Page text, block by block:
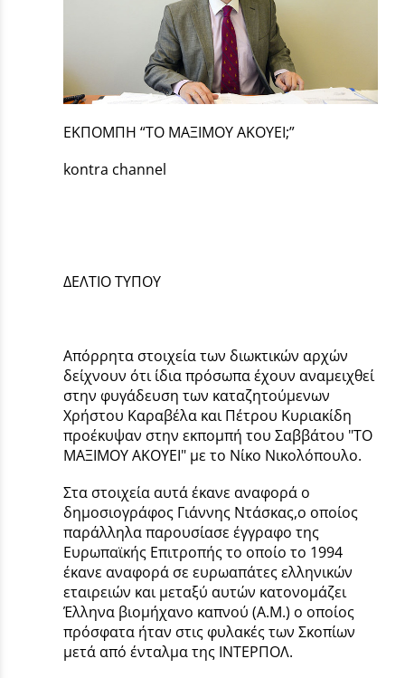
ΕΚΠΟΜΠΗ “ΤΟ ΜΑΞΙΜΟΥ ΑΚΟΥΕΙ;”
kontra channel
ΔΕΛΤΙΟ ΤΥΠΟΥ
Απόρρητα στοιχεία των διωκτικών αρχών
δείχνουν ότι ίδια πρόσωπα έχουν αναμειχθεί
στην φυγάδευση των καταζητούμενων
Χρήστου Καραβέλα και Πέτρου Κυριακίδη
προέκυψαν στην εκπομπή του Σαββάτου "ΤΟ
ΜΑΞΙΜΟΥ ΑΚΟΥΕΙ" με το Νίκο Νικολόπουλο.
Στα στοιχεία αυτά έκανε αναφορά ο
δημοσιογράφος Γιάννης Ντάσκας,ο οποίος
παράλληλα παρουσίασε έγγραφο της
Ευρωπαϊκής Επιτροπής το οποίο το 1994
έκανε αναφορά σε ευρωαπάτες ελληνικών
εταιρειών και μεταξύ αυτών κατονομάζει
Έλληνα βιομήχανο καπνού (Α.Μ.) ο οποίος
πρόσφατα ήταν στις φυλακές των Σκοπίων
μετά από ένταλμα της ΙΝΤΕΡΠΟΛ.